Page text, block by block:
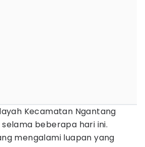
Kecamatan Ngantang
beberapa hari ini.
mengalami luapan yang